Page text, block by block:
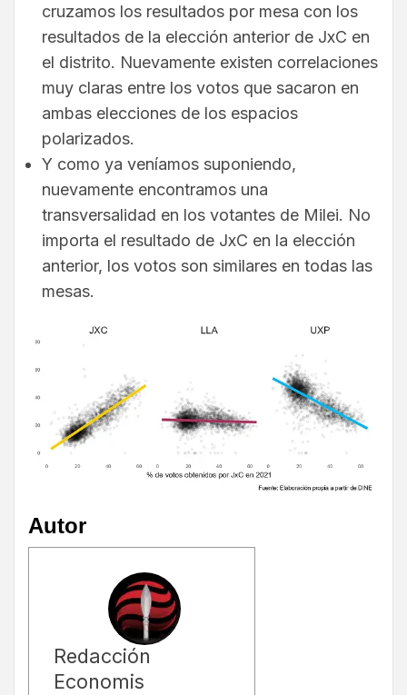
cruzamos los resultados por mesa con los
resultados de la elección anterior de JxC en
el distrito. Nuevamente existen correlaciones
muy claras entre los votos que sacaron en
ambas elecciones de los espacios
polarizados.
Y como ya veníamos suponiendo,
nuevamente encontramos una
transversalidad en los votantes de Milei. No
importa el resultado de JxC en la elección
anterior, los votos son similares en todas las
mesas.
Autor
Redacción
Economis